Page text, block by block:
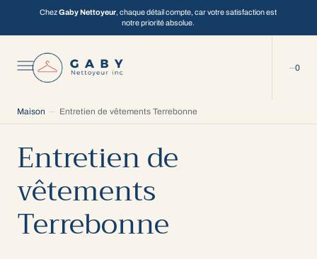
ChezGaby Nettoyeur, chaque détail compte, car votre satisfaction est
notre priorité absolue.
00
Maison Entretien de vêtements Terrebonne
Entretien de
vêtements
Terrebonne